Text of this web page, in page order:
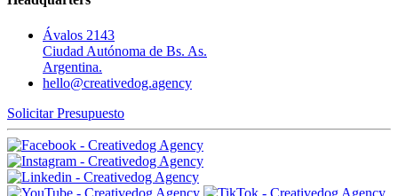
Ávalos 2143
Ciudad Autónoma de Bs. As.
Argentina.
hello@creativedog.agency
Solicitar Presupuesto